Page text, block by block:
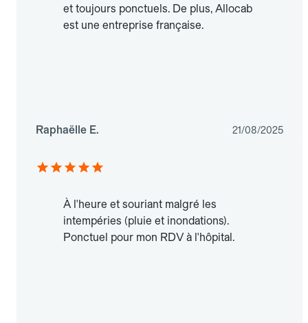
et toujours ponctuels. De plus, Allocab
est une entreprise française.
Raphaëlle E. 21/08/2025
À l'heure et souriant malgré les
intempéries (pluie et inondations).
Ponctuel pour mon RDV à l'hôpital.